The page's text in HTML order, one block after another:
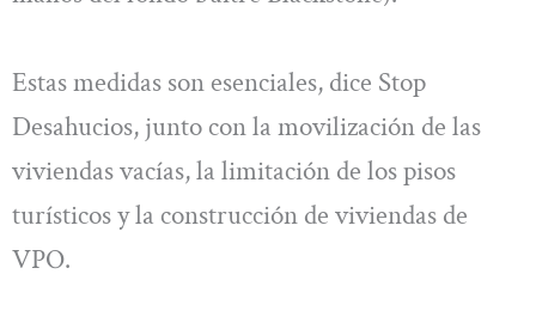
Estas medidas son esenciales, dice Stop
Desahucios, junto con la movilización de las
viviendas vacías, la limitación de los pisos
turísticos y la construcción de viviendas de
VPO.